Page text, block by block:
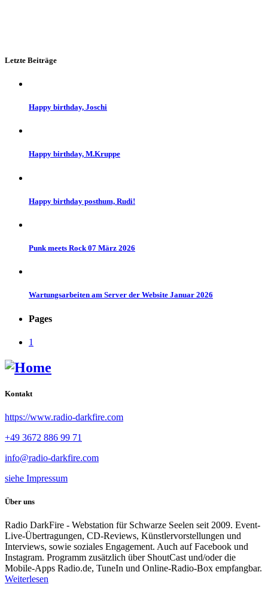
Letzte Beiträge
Happy birthday, Joschi
Happy birthday, M.Kruppe
Happy birthday posthum, Rudi!
Punk meets Rock 07 März 2026
Wartungsarbeiten am Server der Website Januar 2026
Pages
1
Kontakt
https://www.radio-darkfire.com
+49 3672 886 99 71
info@radio-darkfire.com
siehe Impressum
Über uns
Radio DarkFire - Webstation für Schwarze Seelen seit 2009. Event-
Live-Übertragungen, CD-Reviews, Künstlervorstellungen und
Interviews, sowie soziales Engagement. Auch auf Facebook und
Instagram. Programm zusätzlich über ShoutCast und/oder die
Mobile-Apps Radio.de, TuneIn und Online-Radio-Box empfangbar.
Weiterlesen